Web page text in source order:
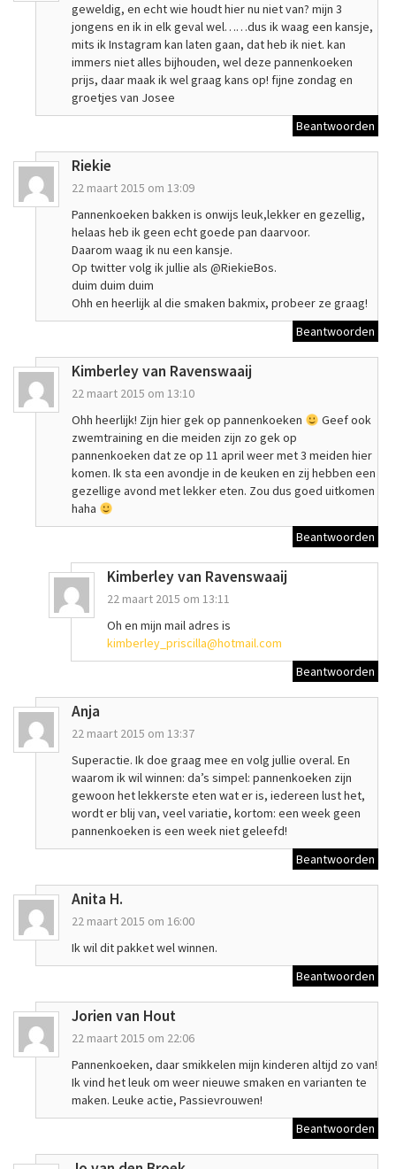
geweldig, en echt wie houdt hier nu niet van? mijn 3
jongens en ik in elk geval wel……dus ik waag een kansje,
mits ik Instagram kan laten gaan, dat heb ik niet. kan
immers niet alles bijhouden, wel deze pannenkoeken
prijs, daar maak ik wel graag kans op! fijne zondag en
groetjes van Josee
Beantwoorden
Riekie
22 maart 2015 om 13:09
Pannenkoeken bakken is onwijs leuk,lekker en gezellig,
helaas heb ik geen echt goede pan daarvoor.
Daarom waag ik nu een kansje.
Op twitter volg ik jullie als @RiekieBos.
duim duim duim
Ohh en heerlijk al die smaken bakmix, probeer ze graag!
Beantwoorden
Kimberley van Ravenswaaij
22 maart 2015 om 13:10
Ohh heerlijk! Zijn hier gek op pannenkoeken
Geef ook
zwemtraining en die meiden zijn zo gek op
pannenkoeken dat ze op 11 april weer met 3 meiden hier
komen. Ik sta een avondje in de keuken en zij hebben een
gezellige avond met lekker eten. Zou dus goed uitkomen
haha
Beantwoorden
Kimberley van Ravenswaaij
22 maart 2015 om 13:11
Oh en mijn mail adres is
kimberley_priscilla@hotmail.com
Beantwoorden
Anja
22 maart 2015 om 13:37
Superactie. Ik doe graag mee en volg jullie overal. En
waarom ik wil winnen: da’s simpel: pannenkoeken zijn
gewoon het lekkerste eten wat er is, iedereen lust het,
wordt er blij van, veel variatie, kortom: een week geen
pannenkoeken is een week niet geleefd!
Beantwoorden
Anita H.
22 maart 2015 om 16:00
Ik wil dit pakket wel winnen.
Beantwoorden
Jorien van Hout
22 maart 2015 om 22:06
Pannenkoeken, daar smikkelen mijn kinderen altijd zo van!
Ik vind het leuk om weer nieuwe smaken en varianten te
maken. Leuke actie, Passievrouwen!
Beantwoorden